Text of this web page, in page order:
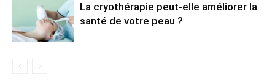
La cryothérapie peut-elle améliorer la
santé de votre peau ?